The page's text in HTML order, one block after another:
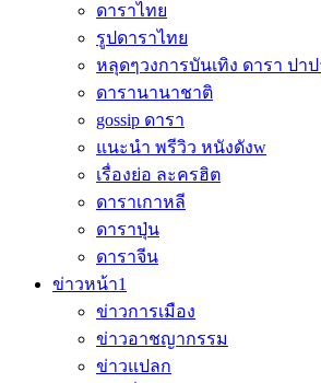
ดาราไทย
รูปดาราไทย
หลุดๆวงการบันเทิง ดารา ปา
ดารานานาชาติ
gossip ดารา
แนะนำ พรีวิว หนังดังw
เรื่องย่อ ละครฮิต
ดาราเกาหลี
ดาราปุ่น
ดาราจีน
ข่าวหน้า1
ข่าวการเมือง
ข่าวอาชญากรรม
ข่าวแปลก